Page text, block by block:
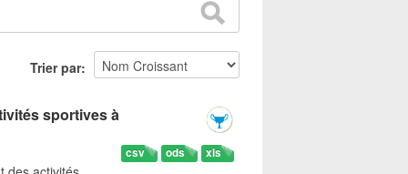
Trier par
sportives à
xls
ods
csv